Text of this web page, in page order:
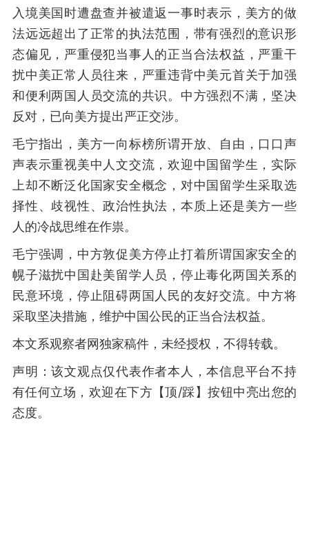
入境美国时遭盘查并被遣返一事时表示，美方的做
法远远超出了正常的执法范围，带有强烈的意识形
态偏见，严重侵犯当事人的正当合法权益，严重干
扰中美正常人员往来，严重违背中美元首关于加强
和便利两国人员交流的共识。中方强烈不满，坚决
反对，已向美方提出严正交涉。
毛宁指出，美方一向标榜所谓开放、自由，口口声
声表示重视美中人文交流，欢迎中国留学生，实际
上却不断泛化国家安全概念，对中国留学生采取选
择性、歧视性、政治性执法，本质上还是美方一些
人的冷战思维在作祟。
毛宁强调，中方敦促美方停止打着所谓国家安全的
幌子滋扰中国赴美留学人员，停止毒化两国关系的
民意环境，停止阻碍两国人民的友好交流。中方将
采取坚决措施，维护中国公民的正当合法权益。
本文系观察者网独家稿件，未经授权，不得转载。
声明：该文观点仅代表作者本人，本信息平台不持
有任何立场，欢迎在下方【顶/踩】按钮中亮出您的
态度。